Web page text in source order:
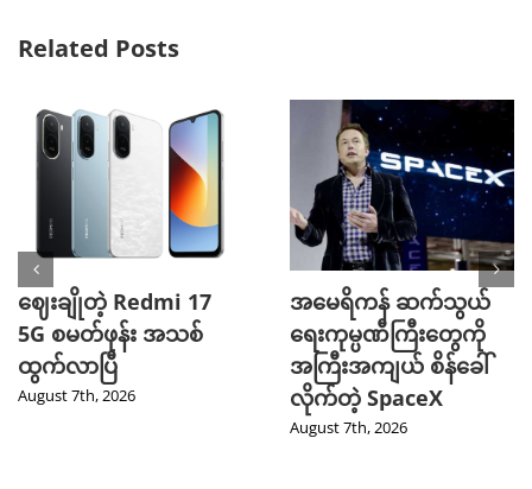
Related Posts
ဈေးချိုတဲ့ Redmi 17
5G စမတ်ဖုန်း အသစ်
ထွက်လာပြီ
August 7th, 2026
အမေရိကန် ဆက်သွယ်
ရေးကုမ္ပဏီကြီးတွေကို
အကြီးအကျယ် စိန်ခေါ်
လိုက်တဲ့ SpaceX
August 7th, 2026